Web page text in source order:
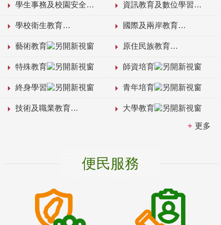
學生事務及校園安全 資訊教育及數位學習
學校衛生教育 國際及兩岸教育
藝術教育 原住民族教育
特殊教育 師資培育
終身學習 青年培育
技術及職業教育 大學教育
更多
便民服務